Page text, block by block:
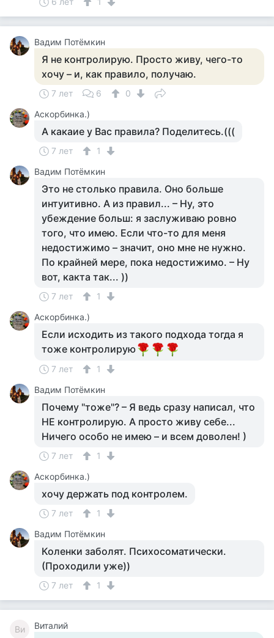
Вадим Потёмкин
Я не контролирую. Просто живу, чего-то
хочу – и, как правило, получаю.
7 лет 6
0
Аскорбинка.)
А какаие у Вас правила? Поделитесь.(((
7 лет
1
Вадим Потёмкин
Это не столько правила. Оно больше
интуитивно. А из правил... – Ну, это
убеждение больш: я заслуживаю ровно
того, что имею. Если что-то для меня
недостижимо – значит, оно мне не нужно.
По крайней мере, пока недостижимо. – Ну
вот, какта так... ))
7 лет
1
Аскорбинка.)
Если исходить из такого подхода тогда я
тоже контролирую
7 лет
1
Вадим Потёмкин
Почему "тоже"? – Я ведь сразу написал, что
НЕ контролирую. А просто живу себе...
Ничего особо не имею – и всем доволен! )
7 лет
1
Аскорбинка.)
хочу держать под контролем.
7 лет
1
Вадим Потёмкин
Коленки заболят. Психосоматически.
(Проходили уже))
7 лет 1
Ви Виталий